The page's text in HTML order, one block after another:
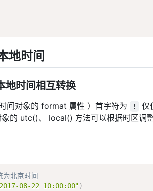
地时间
地时间相互转换
间对象的 format 属性 ）首字符为 !
仅
的 utc()、 local() 方法可以根据时区调
北京时间
08-22 10:00:00")